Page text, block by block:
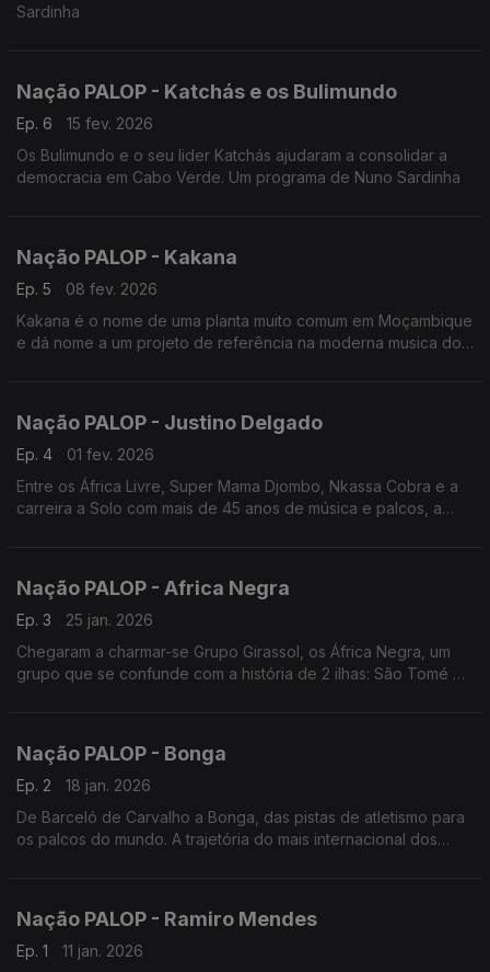
Sardinha
Nação PALOP - Katchás e os Bulimundo
Ep. 6
15 fev. 2026
Os Bulimundo e o seu lider Katchás ajudaram a consolidar a
democracia em Cabo Verde. Um programa de Nuno Sardinha
Nação PALOP - Kakana
Ep. 5
08 fev. 2026
Kakana é o nome de uma planta muito comum em Moçambique
e dá nome a um projeto de referência na moderna musica do
Nação PALOP - Justino Delgado
Ep. 4
01 fev. 2026
Entre os África Livre, Super Mama Djombo, Nkassa Cobra e a
carreira a Solo com mais de 45 anos de música e palcos, a
Nação PALOP - Africa Negra
Ep. 3
25 jan. 2026
Chegaram a charmar-se Grupo Girassol, os África Negra, um
grupo que se confunde com a história de 2 ilhas: São Tomé e
Nação PALOP - Bonga
Ep. 2
18 jan. 2026
De Barceló de Carvalho a Bonga, das pistas de atletismo para
os palcos do mundo. A trajetória do mais internacional dos
Nação PALOP - Ramiro Mendes
Ep. 1
11 jan. 2026